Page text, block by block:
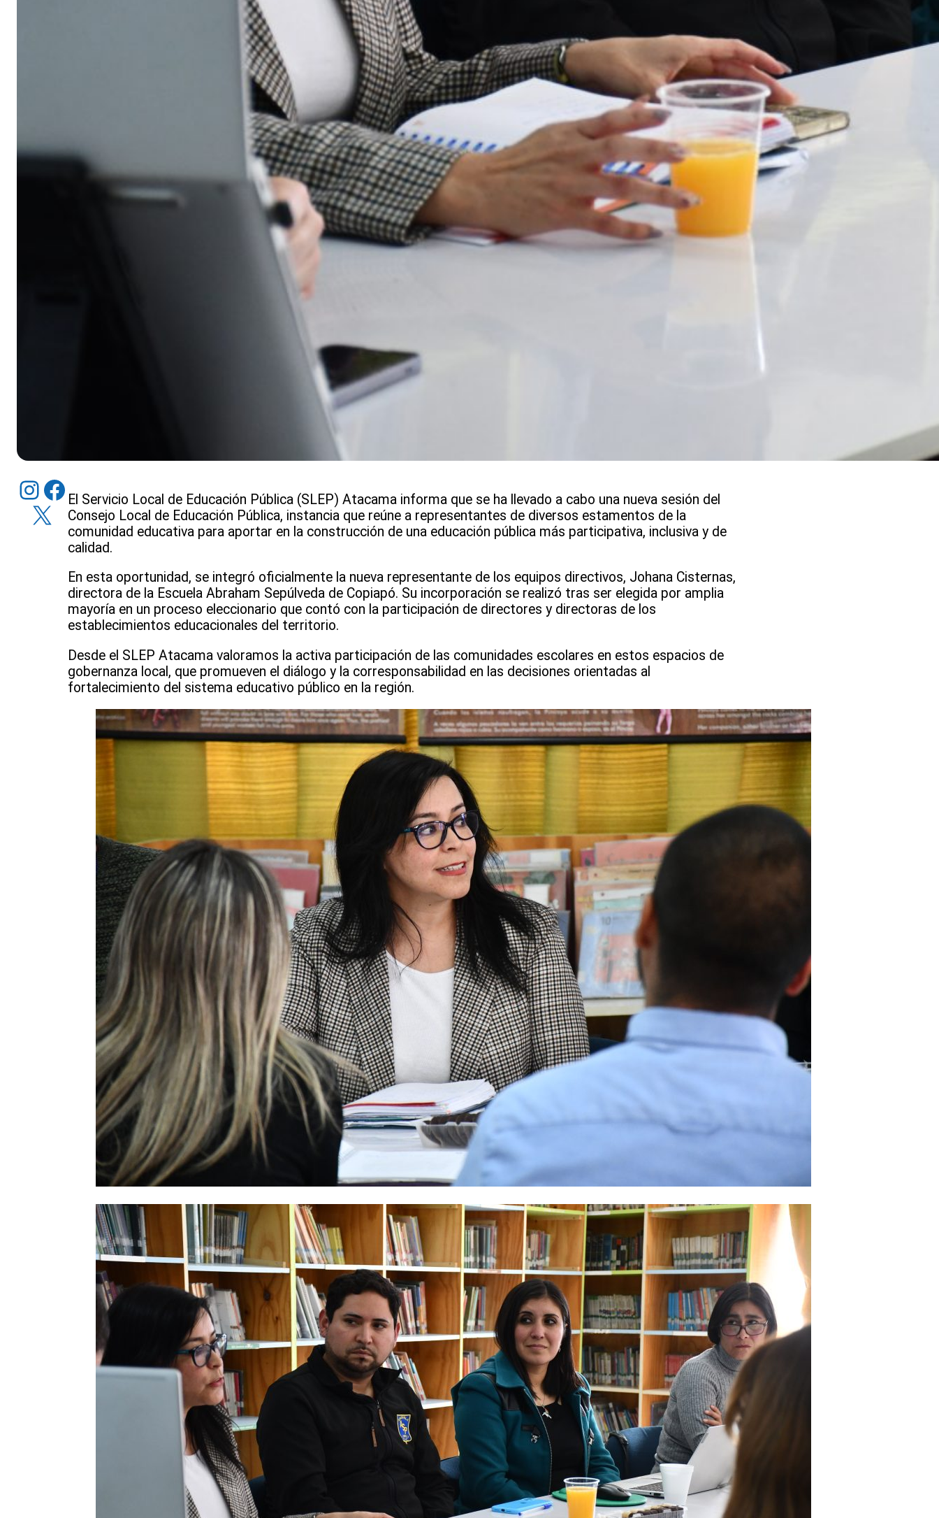
Instagram Facebook
X
El Servicio Local de Educación Pública (SLEP) Atacama informa que se ha llevado a cabo una nueva sesión del
Consejo Local de Educación Pública, instancia que reúne a representantes de diversos estamentos de la
comunidad educativa para aportar en la construcción de una educación pública más participativa, inclusiva y de
calidad.
En esta oportunidad, se integró oficialmente la nueva representante de los equipos directivos, Johana Cisternas,
directora de la Escuela Abraham Sepúlveda de Copiapó. Su incorporación se realizó tras ser elegida por amplia
mayoría en un proceso eleccionario que contó con la participación de directores y directoras de los
establecimientos educacionales del territorio.
Desde el SLEP Atacama valoramos la activa participación de las comunidades escolares en estos espacios de
gobernanza local, que promueven el diálogo y la corresponsabilidad en las decisiones orientadas al
fortalecimiento del sistema educativo público en la región.